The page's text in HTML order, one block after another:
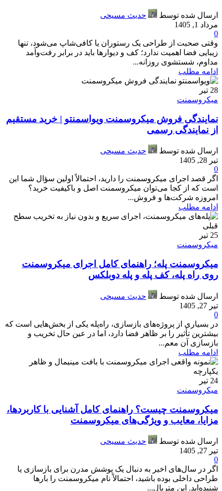
ارسال شده توسط
حدیث مسیحی
مرداد 1, 1405
0
وقتی صحبت از طراحی یک رستوران یا کافی‌شاپ می‌شود، تنها
زیبایی فضا اهمیت ندارد؛ کف و دیوارها باید در برابر رفت‌وآمد
مداوم، شستشوی روزانه...
ادامه مطلب
28 تیر
میکروسمنت
نمایندگی فروش میکروسمنت ویواسمنتو | خرید مستقیم
از نمایندگی رسمی
ارسال شده توسط
حدیث مسیحی
تیر 28, 1405
0
اگر قصد اجرای میکروسمنت را دارید، احتمالاً اولین سؤال شما این
است که از کجا می‌توان میکروسمنت اصل و باکیفیت خرید؟
امروزه شرکت‌ها و فروش...
ادامه مطلب
25 تیر
میکروسمنت
میکروسمنت پله؛ راهنمای کامل اجرای میکروسمنت
روی راه پله، کف پله و پله دوبلکس
ارسال شده توسط
حدیث مسیحی
تیر 27, 1405
0
در بسیاری از پروژه‌های بازسازی، راه‌پله یکی از بخش‌هایی است که
بیشترین تأثیر را بر ظاهر فضا دارد، اما در عین حال تخریب و
بازسازی آن معم...
ادامه مطلب
24 تیر
میکروسمنت
میکروسمنت چیست؟ راهنمای کامل آشنایی با کاربردها،
مزایا، معایب و ویژگی‌های میکروسمنت
ارسال شده توسط
حدیث مسیحی
تیر 27, 1405
0
اگر در سال‌های اخیر به دنبال یک پوشش مدرن برای بازسازی یا
طراحی داخلی بوده باشید، احتمالاً نام میکروسمنت را بارها
شنیده‌اید. این متریال...